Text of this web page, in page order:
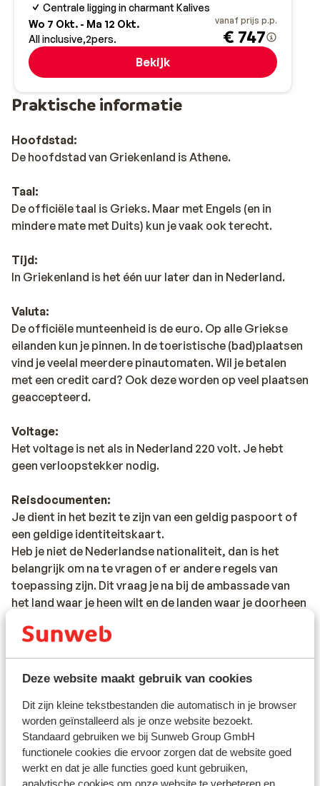
Deze website maakt gebruik van cookies
Dit zijn kleine tekstbestanden die automatisch in je browser
worden geïnstalleerd als je onze website bezoekt.
Standaard gebruiken we bij Sunweb Group GmbH
functionele cookies die ervoor zorgen dat de website goed
werkt en dat je alle functies goed kunt gebruiken,
Centrale ligging in charmant Kalives
Wo 7 Okt. - Ma 12 Okt.
All inclusive 2pers.
vanaf prijs p.p.
€ 747
Bekijk
Praktische informatie
Hoofdstad:
De hoofdstad van Griekenland is Athene.
Taal:
De officiële taal is Grieks. Maar met Engels (en in
mindere mate met Duits) kun je vaak ook terecht.
Tijd:
In Griekenland is het één uur later dan in Nederland.
Valuta:
De officiële munteenheid is de euro. Op alle Griekse
eilanden kun je pinnen. In de toeristische (bad)plaatsen
vind je veelal meerdere pinautomaten. Wil je betalen
met een credit card? Ook deze worden op veel plaatsen
geaccepteerd.
Voltage:
Het voltage is net als in Nederland 220 volt. Je hebt
geen verloopstekker nodig.
Reisdocumenten:
Je dient in het bezit te zijn van een geldig paspoort of
een geldige identiteitskaart.
Heb je niet de Nederlandse nationaliteit, dan is het
belangrijk om na te vragen of er andere regels van
toepassing zijn. Dit vraag je na bij de ambassade van
het land waar je heen wilt en de landen waar je doorheen
aansprakelijk worden gesteld.
Vaccinatie:
Voor actuele informatie betreffende vaccinaties en
andere gegevens over gezondheid en reizen vind je op
de site van LCR: https://www.lcr.nl/.